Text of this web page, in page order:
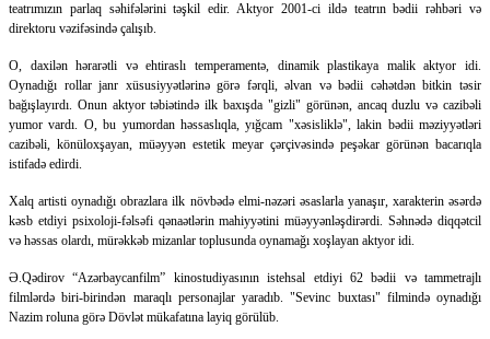
teatrımızın parlaq səhifələrini təşkil edir. Aktyor 2001-ci ildə teatrın bədii rəhbəri və
direktoru vəzifəsində çalışıb.
O, daxilən hərarətli və ehtiraslı temperamentə, dinamik plastikaya malik aktyor idi.
Oynadığı rollar janr xüsusiyyətlərinə görə fərqli, əlvan və bədii cəhətdən bitkin təsir
bağışlayırdı. Onun aktyor təbiətində ilk baxışda "gizli" görünən, ancaq duzlu və cazibəli
yumor vardı. O, bu yumordan həssaslıqla, yığcam "xəsisliklə", lakin bədii məziyyətləri
cazibəli, könüloxşayan, müəyyən estetik meyar çərçivəsində peşəkar görünən bacarıqla
istifadə edirdi.
Xalq artisti oynadığı obrazlara ilk növbədə elmi-nəzəri əsaslarla yanaşır, xarakterin əsərdə
kəsb etdiyi psixoloji-fəlsəfi qənaətlərin mahiyyətini müəyyənləşdirərdi. Səhnədə diqqətcil
və həssas olardı, mürəkkəb mizanlar toplusunda oynamağı xoşlayan aktyor idi.
Ə.Qədirov “Azərbaycanfilm” kinostudiyasının istehsal etdiyi 62 bədii və tammetrajlı
filmlərdə biri-birindən maraqlı personajlar yaradıb. "Sevinc buxtası" filmində oynadığı
Nazim roluna görə Dövlət mükafatına layiq görülüb.